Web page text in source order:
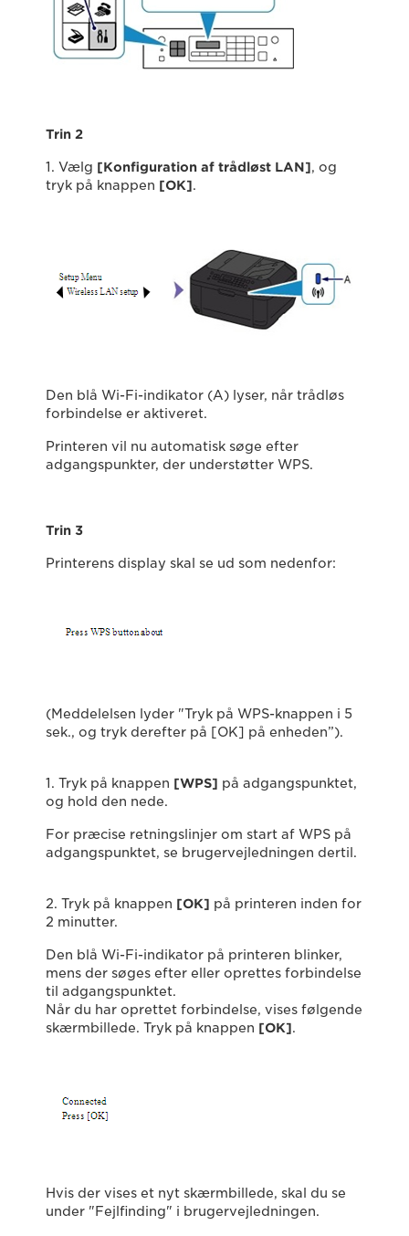
Trin 2
1. Vælg [Konfiguration af trådløst LAN], og
tryk på knappen [OK].
Den blå Wi-Fi-indikator (A) lyser, når trådløs
forbindelse er aktiveret.
Printeren vil nu automatisk søge efter
adgangspunkter, der understøtter WPS.
Trin 3
Printerens display skal se ud som nedenfor:
(Meddelelsen lyder "Tryk på WPS-knappen i 5
sek., og tryk derefter på [OK] på enheden”).
1. Tryk på knappen [WPS] på adgangspunktet,
og hold den nede.
For præcise retningslinjer om start af WPS på
adgangspunktet, se brugervejledningen dertil.
2. Tryk på knappen [OK] på printeren inden for
2 minutter.
Den blå Wi-Fi-indikator på printeren blinker,
mens der søges efter eller oprettes forbindelse
til adgangspunktet.
Når du har oprettet forbindelse, vises følgende
skærmbillede. Tryk på knappen [OK].
Hvis der vises et nyt skærmbillede, skal du se
under "Fejlfinding" i brugervejledningen.